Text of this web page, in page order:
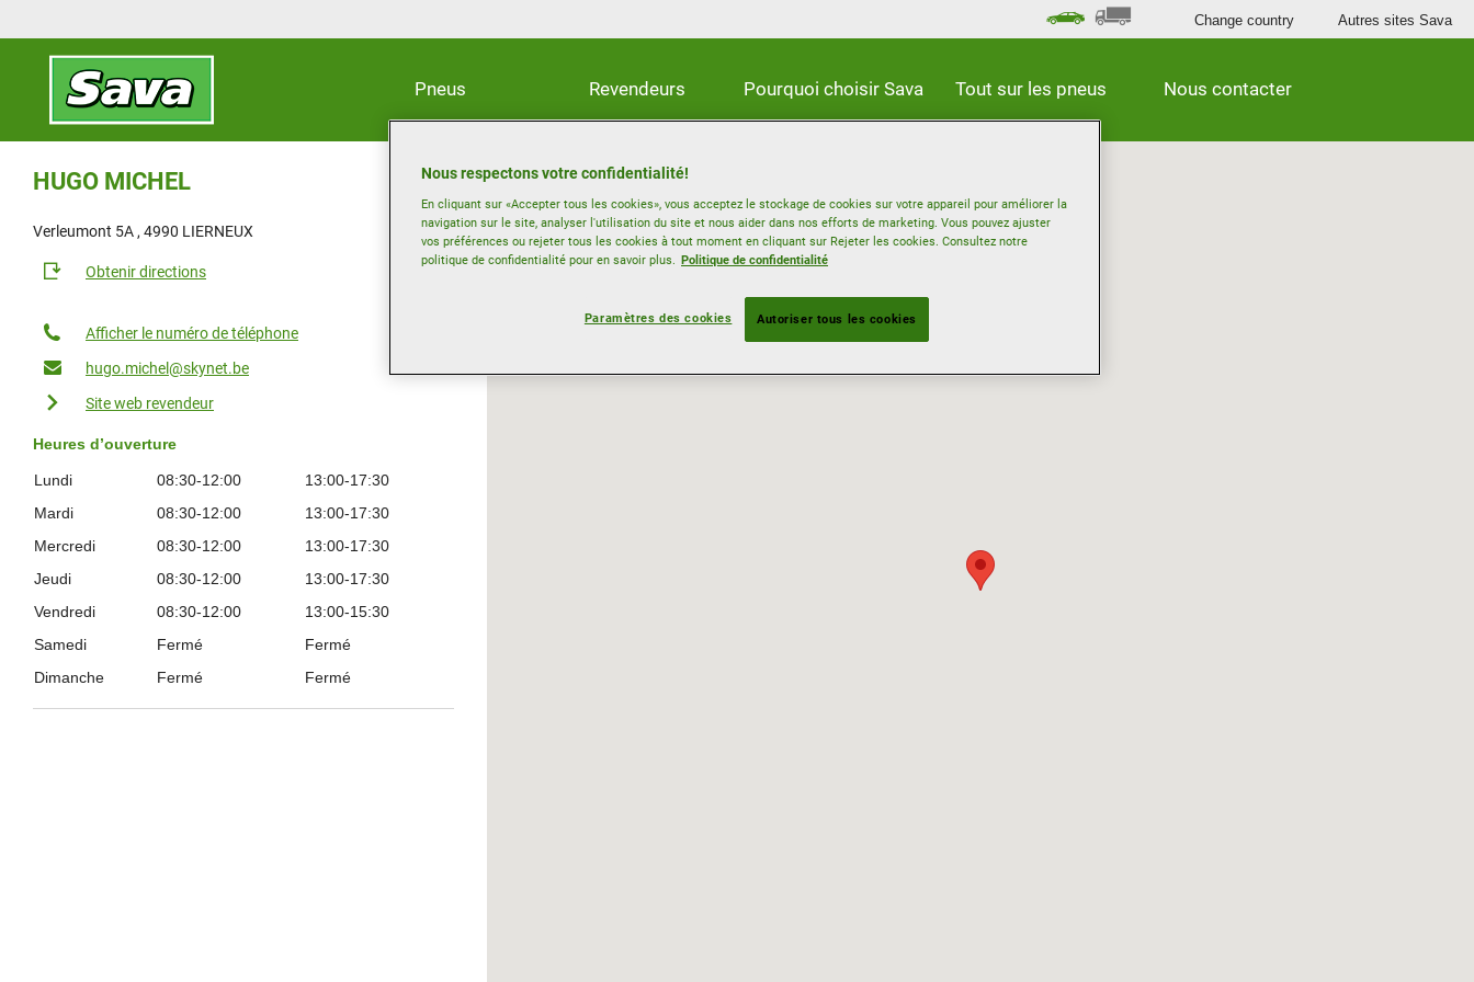
Pneus Revendeurs Pourquoi choisir Sava Tout sur les pneus Nous contacter
Change country Autres sites Sava
HUGO MICHEL
Verleumont 5A , 4990 LIERNEUX
Obtenir directions
Afficher le numéro de téléphone
hugo.michel@skynet.be
Site web revendeur
Heures d’ouverture
Lundi 08:30-12:00
13:00-17:30
Mardi
08:30-12:00
13:00-17:30
Mercredi
08:30-12:00
13:00-17:30
Jeudi
08:30-12:00
13:00-17:30
Vendredi
08:30-12:00
13:00-15:30
Samedi
Fermé
Fermé
Dimanche
Fermé Fermé
Nous respectons votre confidentialité!
En cliquant sur «Accepter tous les cookies», vous acceptez le stockage de cookies sur votre appareil pour améliorer la
navigation sur le site, analyser l'utilisation du site et nous aider dans nos efforts de marketing. Vous pouvez ajuster
vos préférences ou rejeter tous les cookies à tout moment en cliquant sur Rejeter les cookies. Consultez notre
politique de confidentialité pour en savoir plus. Politique de confidentialité
Paramètres des cookies Autoriser tous les cookies